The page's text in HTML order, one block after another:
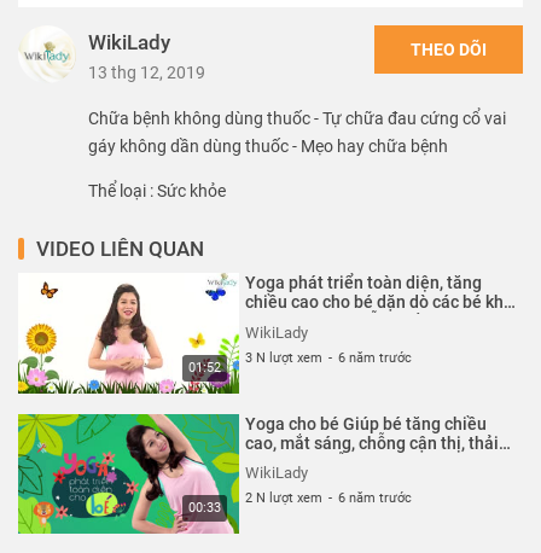
WikiLady
13 thg 12, 2019
THEO DÕI
Chữa bệnh không dùng thuốc - Tự chữa đau cứng cổ vai
gáy không dần dùng thuốc - Mẹo hay chữa bệnh
Thể loại :Sức khỏe
VIDEO LIÊN QUAN
01:52
Yoga phát triển toàn diện, tăng
chiều cao cho bé dặn dò các bé khi
WikiLady
3 N lượt xem - 6 năm trước
00:33
Yoga cho bé Giúp bé tăng chiều
cao, mắt sáng, chỗng cận thị, thải
độc tố Nguyễn Hiếu Yoga
WikiLady
2 N lượt xem - 6 năm trước